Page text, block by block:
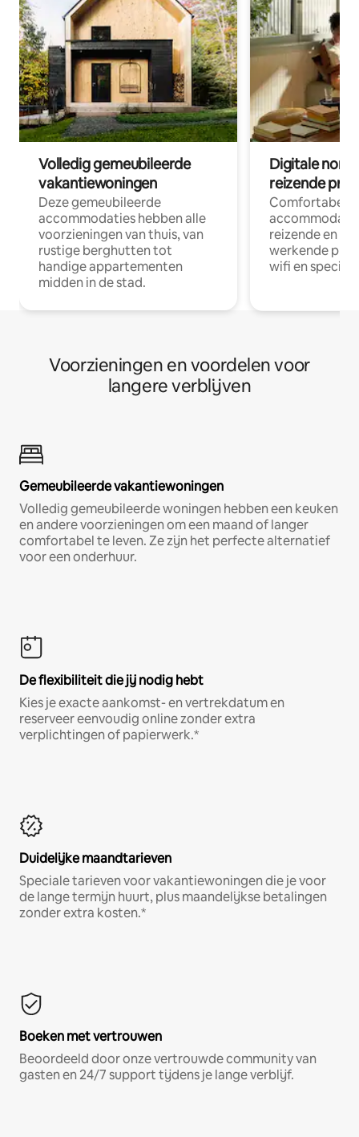
Volledig gemeubileerde
vakantiewoningen
Deze gemeubileerde
accommodaties hebben alle
voorzieningen van thuis, van
rustige berghutten tot
handige appartementen
midden in de stad.
Digitale
reizende
Comfortabele
reizende en
werkende
wifi en
Voorzieningen en voordelen voor
langere verblijven
Gemeubileerde vakantiewoningen
Volledig gemeubileerde woningen hebben een keuken
en andere voorzieningen om een maand of langer
comfortabel te leven. Ze zijn het perfecte alternatief
voor een onderhuur.
De flexibiliteit die jij nodig hebt
Kies je exacte aankomst- en vertrekdatum en
reserveer eenvoudig online zonder extra
verplichtingen of papierwerk.*
Duidelijke maandtarieven
Speciale tarieven voor vakantiewoningen die je voor
de lange termijn huurt, plus maandelijkse betalingen
zonder extra kosten.*
Boeken met vertrouwen
Beoordeeld door onze vertrouwde community van
gasten en 24/7 support tijdens je lange verblijf.